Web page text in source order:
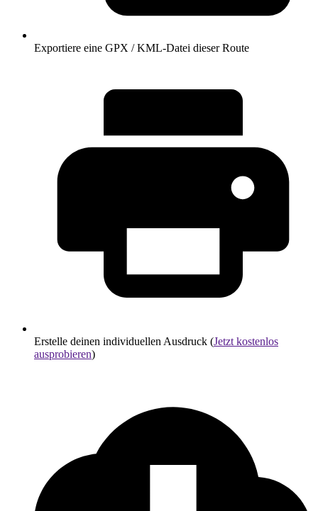
Exportiere eine GPX / KML-Datei dieser Route
Erstelle deinen individuellen Ausdruck (Jetzt kostenlos
ausprobieren)